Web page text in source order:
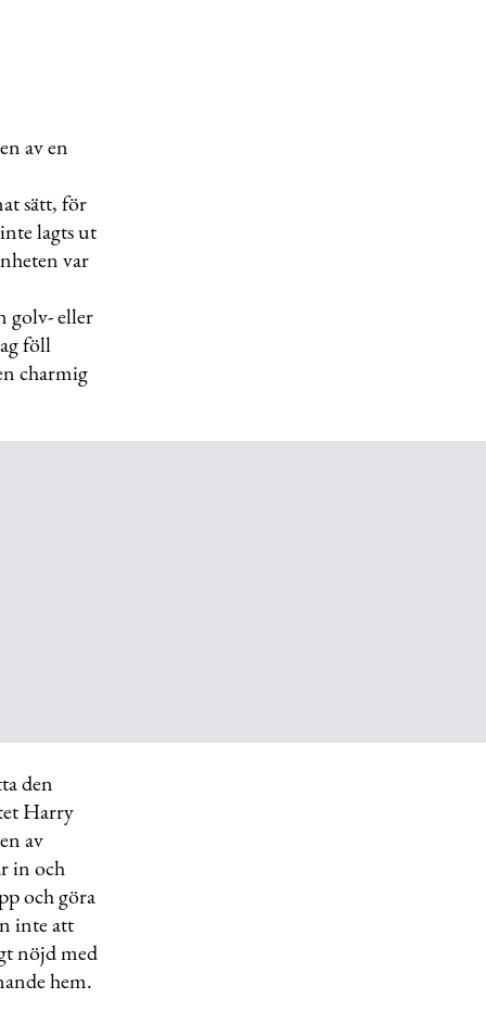
av en
sätt, för
lagts ut
var
golv- eller
föll
charmig
den
Harry
av
in och
och göra
inte att
nöjd med
hem.